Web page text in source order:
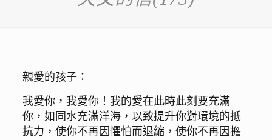
親愛的孩子：
我愛你，我愛你！我的愛在此時此刻要充滿
你，如同水充滿洋海，以致提升你對環境的抵
抗力，使你不再因懼怕而退縮，使你不再因擔